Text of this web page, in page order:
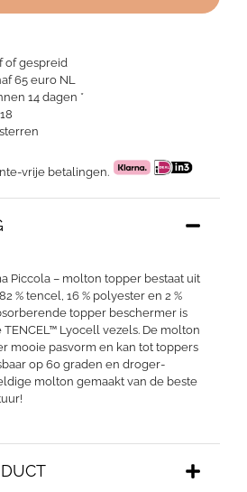
of gespreid
65 euro NL
14 dagen *
vrije betalingen.
Piccola – molton topper bestaat uit
% tencel, 16 % polyester en 2 %
topper beschermer is
TENCEL™ Lyocell vezels. De molton
mooie pasvorm en kan tot toppers
op 60 graden en droger-
molton gemaakt van de beste
aantal